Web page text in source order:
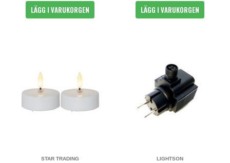
LÄGG I VARUKORGEN LÄGG I VARUKORGEN
STAR TRADING LIGHTSON